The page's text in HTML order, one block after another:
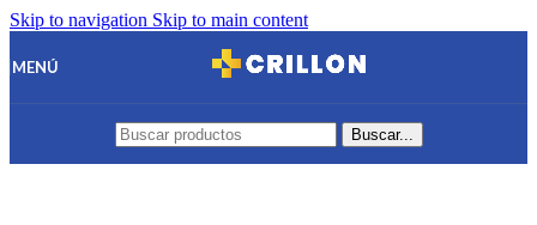
Skip to navigation Skip to main content
MENÚ
Buscar...